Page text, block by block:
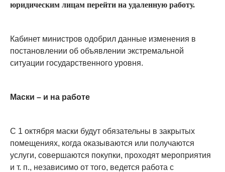
юридическим лицам перейти на удаленную работу.
Кабинет министров одобрил данные изменения в
постановлении об объявлении экстремальной
ситуации государственного уровня.
Маски – и на работе
С 1 октября маски будут обязательны в закрытых
помещениях, когда оказываются или получаются
услуги, совершаются покупки, проходят мероприятия
и т. п., независимо от того, ведется работа с